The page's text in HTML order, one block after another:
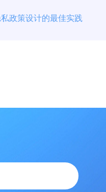
私政策设计的最佳实践